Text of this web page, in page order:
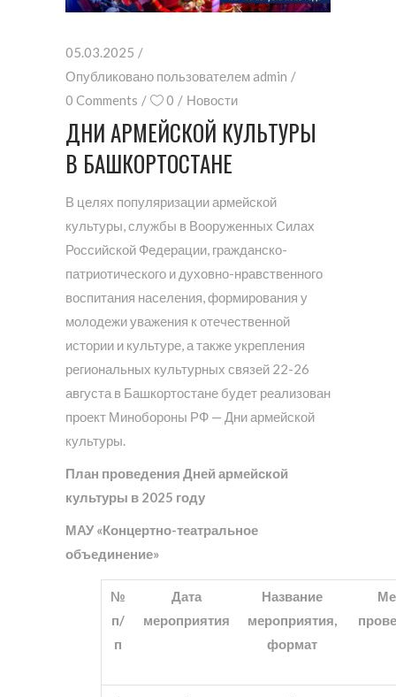
05.03.2025
Опубликовано пользователемadmin
0 Comments
0 Новости
ДНИ АРМЕЙСКОЙ КУЛЬТУРЫ
В БАШКОРТОСТАНЕ
В целях популяризации армейской
культуры, службы в Вооруженных Силах
Российской Федерации, гражданско-
патриотического и духовно-нравственного
воспитания населения, формирования у
молодежи уважения к отечественной
истории и культуре, а также укрепления
региональных культурных связей 22-26
августа в Башкортостане будет реализован
проект Минобороны РФ — Дни армейской
культуры.
План проведения Дней армейской
культуры в 2025 году
МАУ «Концертно-театральное
объединение»
№
п/
п
Дата
мероприятия
Название
мероприятия,
формат